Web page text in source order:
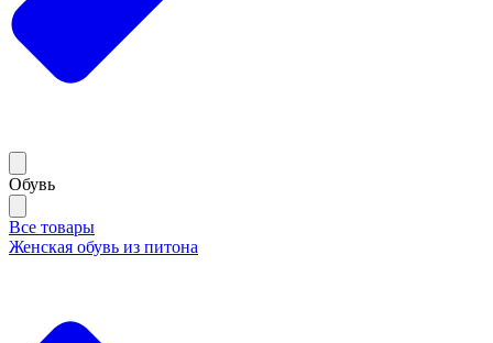
Обувь
Все товары
Женская обувь из питона